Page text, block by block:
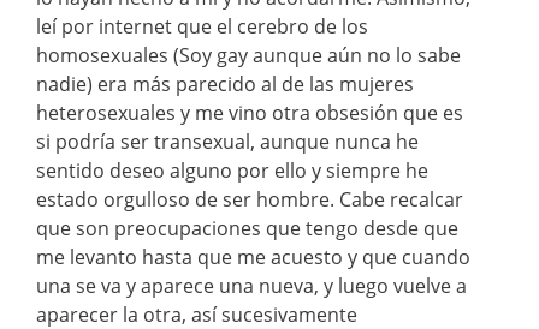
leí por internet que el cerebro de los
homosexuales (Soy gay aunque aún no lo sabe
nadie) era más parecido al de las mujeres
heterosexuales y me vino otra obsesión que es
si podría ser transexual, aunque nunca he
sentido deseo alguno por ello y siempre he
estado orgulloso de ser hombre. Cabe recalcar
que son preocupaciones que tengo desde que
me levanto hasta que me acuesto y que cuando
una se va y aparece una nueva, y luego vuelve a
aparecer la otra, así sucesivamente